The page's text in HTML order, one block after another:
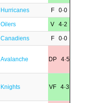
Hurricanes F 0·0
Oilers V 4·2
Canadiens F 0·0
Avalanche DP 4·5
Knights VF 4·3